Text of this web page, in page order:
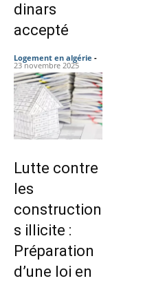
dinars
accepté
Logement en algérie -
23 novembre 2025
Lutte contre
les
construction
s illicite :
Préparation
d’une loi en